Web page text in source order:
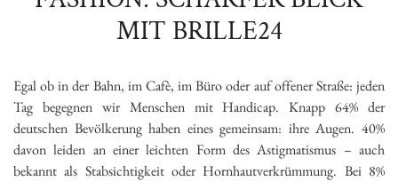
MIT BRILLE24
Egal ob in der Bahn, im Cafè, im Büro oder auf offener Straße: jeden
Tag begegnen wir Menschen mit Handicap. Knapp 64% der
deutschen Bevölkerung haben eines gemeinsam: ihre Augen. 40%
davon leiden an einer leichten Form des Astigmatismus – auch
bekannt als Stabsichtigkeit oder Hornhautverkrümmung. Bei 8%